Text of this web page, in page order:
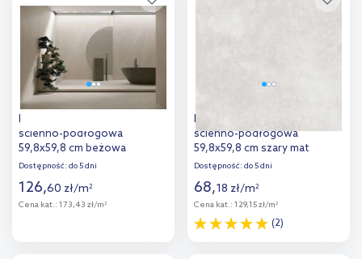
porównania
Paradyż Ritual Taupe płytka
ścienno-podłogowa
59,8x59,8 cm beżowa
Dostępność: do 5 dni
126,60 zł/m2
Cena kat.: 173,43 zł/m2
Paradyż Uniwersalna płytka
ścienno-podłogowa
59,8x59,8 cm szary mat
Dostępność: do 5 dni
68,18 zł/m2
Cena kat.: 129,15 zł/m2
(2)